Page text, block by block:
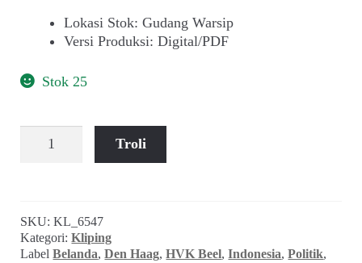
Lokasi Stok: Gudang Warsip
Versi Produksi: Digital/PDF
Stok 25
Peristiwa
dan
Rancangan
Troli
SKU:KL_6547
Kategori:Kliping
LabelBelanda,Den Haag,HVK Beel,Indonesia,Politik,